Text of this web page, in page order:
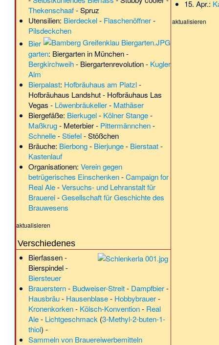
Thekenschaaf-Spruz
Utensilien: Bierdeckel- Flaschenöffner-
Pilsdeckchen
Bier
garten: Biergarten in München-
Bergkirchweih- Biergartenrevolution- Kugler
Alm
Bierpalast: Hofbräuhaus am Platzl-
Hofbräuhaus Landshut- Hofbräuhaus Las
Vegas - Löwenbräukeller- Mathäser
Biergefäße: Bierkugel- Kölner Stange-
Maßkrug- Meterbier- Pittermännchen-
Schnelle-Stiefel-Stößchen
Bräuche: Bierbong- Bierjunge- Bierstaat-
Kastenlauf
Organisationen: Verein gegen
betrügerisches Einschenken-Campaign for
Real Ale-Versuchs- und Lehranstalt für
Brauerei-Gesellschaft für Geschichte des
Brauwesens
aktualisieren
Verschiedenes
Bierfassen-
Bierspindel-
Biersteuer
Brauerstern- Budweiser-Streit- Dampfbier-
Hausbräu- Hausenblase- Hobbybrauer-
Kronenkorken- Kölsch-Konvention- Real
Ale- Lichtgeschmack (3-Methyl-2-buten-1-
thiol) -
Sammeln von Brauereiwerbemitteln
15. Apr.:
aktualisieren